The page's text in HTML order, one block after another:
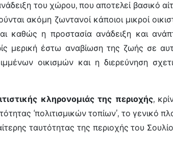
του χώρου, που αποτελεί βασικό
ακόμη ζωντανοί κάποιοι μικροί
καθώς η προστασία ανάδειξη και
μερική έστω αναβίωση της ζωής σε
οικισμών και η διερεύνηση
κληρονομιάς της περιοχής,
‘πολιτισμικών τοπίων’, το γενικό
ταυτότητας της περιοχής του